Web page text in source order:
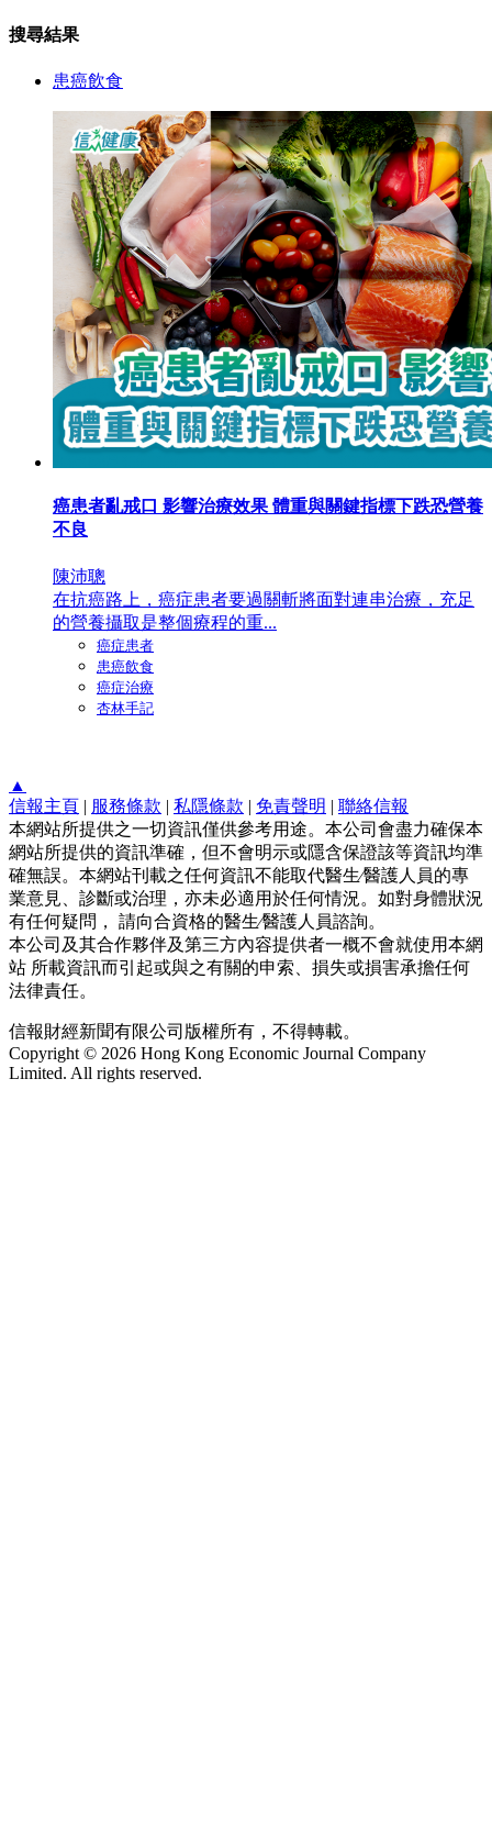
搜尋結果
患癌飲食
癌患者亂戒口 影響治療效果 體重與關鍵指標下跌恐營養
不良
陳沛聰
在抗癌路上，癌症患者要過關斬將面對連串治療，充足
的營養攝取是整個療程的重...
癌症患者
患癌飲食
癌症治療
杏林手記
▲
信報主頁 | 服務條款 | 私隱條款 | 免責聲明 | 聯絡信報
本網站所提供之一切資訊僅供參考用途。本公司會盡力確保本
網站所提供的資訊準確，但不會明示或隱含保證該等資訊均準
確無誤。本網站刊載之任何資訊不能取代醫生∕醫護人員的專
業意見、診斷或治理，亦未必適用於任何情況。如對身體狀況
有任何疑問， 請向合資格的醫生∕醫護人員諮詢。
本公司及其合作夥伴及第三方內容提供者一概不會就使用本網
站 所載資訊而引起或與之有關的申索、損失或損害承擔任何
法律責任。
信報財經新聞有限公司版權所有，不得轉載。
Copyright © 2026 Hong Kong Economic Journal Company
Limited. All rights reserved.